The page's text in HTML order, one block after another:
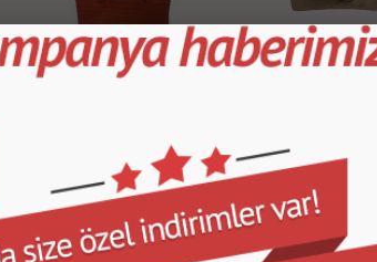
Ramoni RMN200 Kadın Omuz
220,00 TL
SEPETE EKLE
AVON Altın Rengi